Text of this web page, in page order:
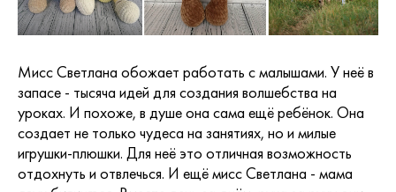
Мисс Светлана обожает работать с малышами. У неё в
запасе - тысяча идей для создания волшебства на
уроках. И похоже, в душе она сама ещё ребёнок. Она
создает не только чудеса на занятиях, но и милые
игрушки-плюшки. Для неё это отличная возможность
отдохнуть и отвлечься. И ещё мисс Светлана - мама